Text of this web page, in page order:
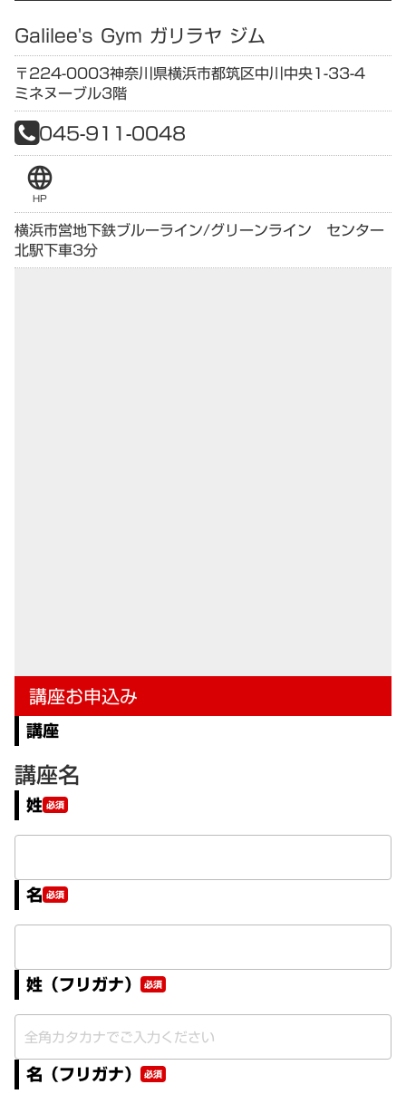
Galilee's Gym ガリラヤ ジム
〒224-0003神奈川県横浜市都筑区中川中央1-33-4
ミネヌーブル3階
045-911-0048
language
HP
横浜市営地下鉄ブルーライン/グリーンライン センター
北駅下車3分
講座お申込み
講座
講座名
姓 必須
名 必須
姓（フリガナ） 必須
名（フリガナ） 必須